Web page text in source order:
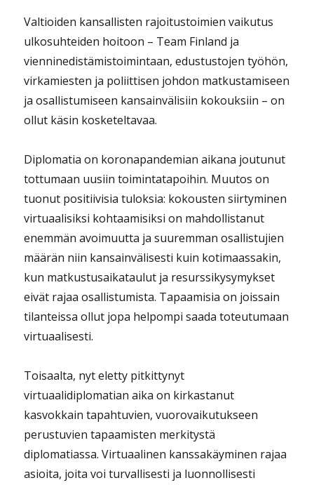
Valtioiden kansallisten rajoitustoimien vaikutus
ulkosuhteiden hoitoon – Team Finland ja
vienninedistämistoimintaan, edustustojen työhön,
virkamiesten ja poliittisen johdon matkustamiseen
ja osallistumiseen kansainvälisiin kokouksiin – on
ollut käsin kosketeltavaa.
Diplomatia on koronapandemian aikana joutunut
tottumaan uusiin toimintatapoihin. Muutos on
tuonut positiivisia tuloksia: kokousten siirtyminen
virtuaalisiksi kohtaamisiksi on mahdollistanut
enemmän avoimuutta ja suuremman osallistujien
määrän niin kansainvälisesti kuin kotimaassakin,
kun matkustusaikataulut ja resurssikysymykset
eivät rajaa osallistumista. Tapaamisia on joissain
tilanteissa ollut jopa helpompi saada toteutumaan
virtuaalisesti.
Toisaalta, nyt eletty pitkittynyt
virtuaalidiplomatian aika on kirkastanut
kasvokkain tapahtuvien, vuorovaikutukseen
perustuvien tapaamisten merkitystä
diplomatiassa. Virtuaalinen kanssakäyminen rajaa
asioita, joita voi turvallisesti ja luonnollisesti